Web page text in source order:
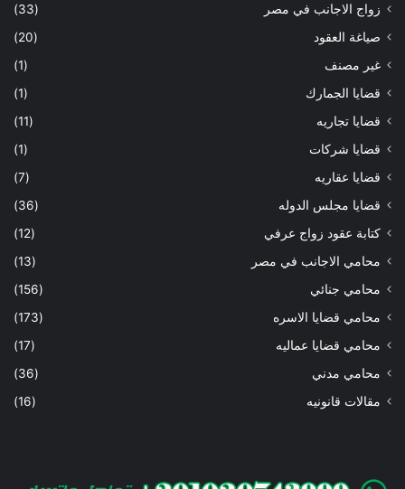
زواج الاجانب في مصر
(33)
صياغة العقود
(20)
غير مصنف
(1)
قضايا الجمارك
(1)
قضايا تجاريه
(11)
قضايا شركات
(1)
قضايا عقاريه
(7)
قضايا مجلس الدوله
(36)
كتابة عقود زواج عرفي
(12)
محامي الاجانب في مصر
(13)
محامي جنائي
(156)
محامي قضايا الاسره
(173)
محامي قضايا عماليه
(17)
محامي مدني
(36)
مقالات قانونيه
(16)